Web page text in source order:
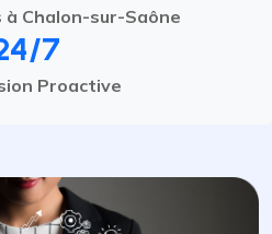
Chalon-sur-Saône
7
Proactive